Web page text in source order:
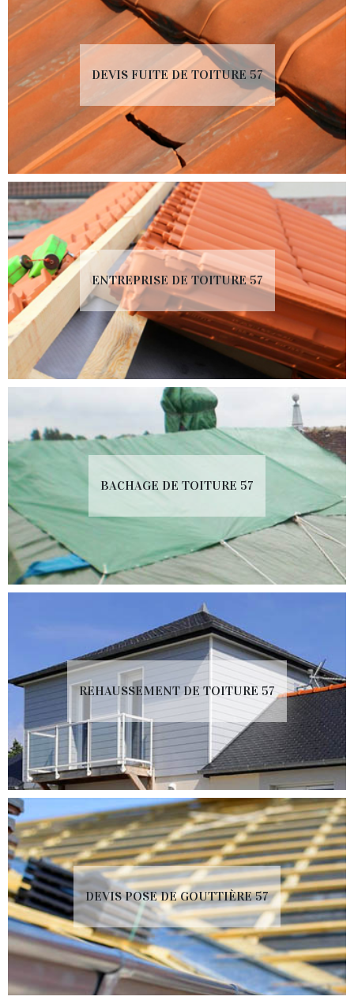
DEVIS FUITE DE TOITURE 57
ENTREPRISE DE TOITURE 57
BACHAGE DE TOITURE 57
REHAUSSEMENT DE TOITURE 57
DEVIS POSE DE GOUTTIÈRE 57